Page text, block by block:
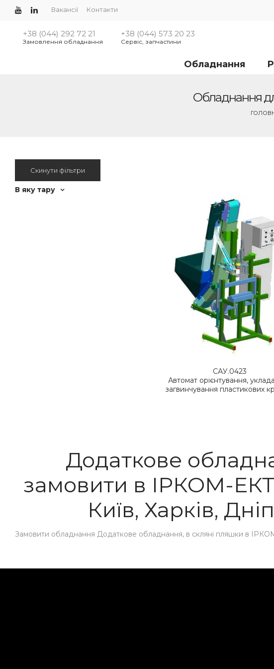
Вакансії Контакти
+38 (044) 292 72 21
Замовлення обладнання
+38 (044) 573 20 23
Сервіс, запчастини
Обладнання
Обладнання
САУ.0423
Автомат орієнтування,
загвинчування пластикових
Скинути фільтри
В яку тару
Додаткове
замовити в ІРКОМ-ЕКТ.
Київ, Харків,
Замовити обладнання Додаткове обладнання, в скляні пляшки в